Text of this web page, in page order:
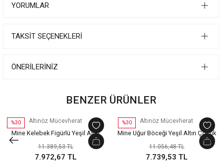
YORUMLAR
TAKSIT SEÇENEKLERI
ÖNERILERINIZ
BENZER ÜRÜNLER
%30 Altınöz Mücevherat
Mine Kelebek Figürlü Yeşil Altın
Çocuk Küpe
11.389,53 TL
7.972,67 TL
%30 Altınöz Mücevherat
Mine Uğur Böceği Yeşil Altın Çocuk
Küpe
11.056,48 TL
7.739,53 TL